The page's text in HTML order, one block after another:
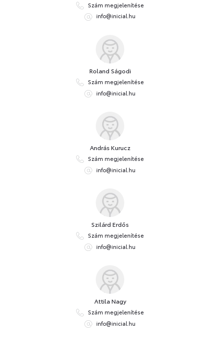
Szám megjelenítése
info@inicial.hu
Roland Ságodi
Szám megjelenítése
info@inicial.hu
András Kurucz
Szám megjelenítése
info@inicial.hu
Szilárd Erdős
Szám megjelenítése
info@inicial.hu
Attila Nagy
Szám megjelenítése
info@inicial.hu